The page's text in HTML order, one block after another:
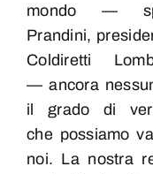
mondo —
Prandini,
Coldiretti
— ancora
il grado di
che possiamo
noi. La nostra